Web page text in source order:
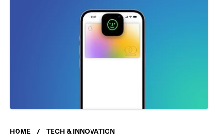
HOME TECH & INNOVATION